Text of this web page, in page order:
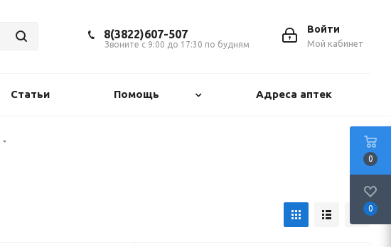
Войти
Мой кабинет
8(3822)607-507
Звоните с 9:00 до 17:30 по будням
Статьи Помощь Адреса аптек
0
0